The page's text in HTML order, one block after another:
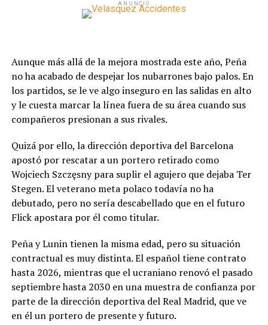
ANUNCIO
Aunque más allá de la mejora mostrada este año, Peña
no ha acabado de despejar los nubarrones bajo palos. En
los partidos, se le ve algo inseguro en las salidas en alto
y le cuesta marcar la línea fuera de su área cuando sus
compañeros presionan a sus rivales.
Quizá por ello, la dirección deportiva del Barcelona
apostó por rescatar a un portero retirado como
Wojciech Szczęsny para suplir el agujero que dejaba Ter
Stegen. El veterano meta polaco todavía no ha
debutado, pero no sería descabellado que en el futuro
Flick apostara por él como titular.
Peña y Lunin tienen la misma edad, pero su situación
contractual es muy distinta. El español tiene contrato
hasta 2026, mientras que el ucraniano renovó el pasado
septiembre hasta 2030 en una muestra de confianza por
parte de la dirección deportiva del Real Madrid, que ve
en él un portero de presente y futuro.